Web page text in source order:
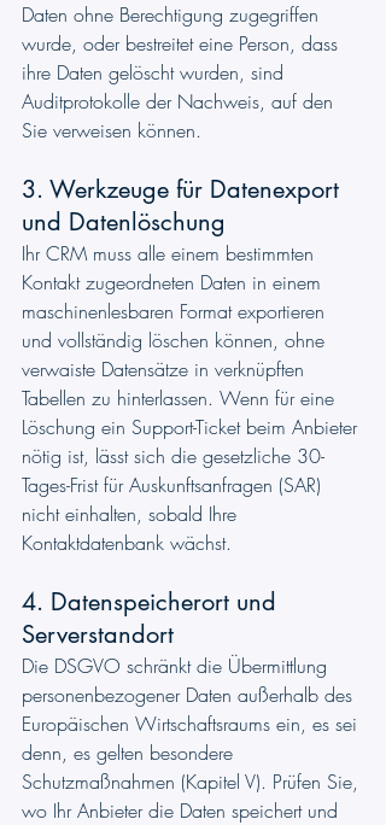
Daten ohne Berechtigung zugegriffen
wurde, oder bestreitet eine Person, dass
ihre Daten gelöscht wurden, sind
Auditprotokolle der Nachweis, auf den
Sie verweisen können.
3. Werkzeuge für Datenexport
und Datenlöschung
Ihr CRM muss alle einem bestimmten
Kontakt zugeordneten Daten in einem
maschinenlesbaren Format exportieren
und vollständig löschen können, ohne
verwaiste Datensätze in verknüpften
Tabellen zu hinterlassen. Wenn für eine
Löschung ein Support-Ticket beim Anbieter
nötig ist, lässt sich die gesetzliche 30-
Tages-Frist für Auskunftsanfragen (SAR)
nicht einhalten, sobald Ihre
Kontaktdatenbank wächst.
4. Datenspeicherort und
Serverstandort
Die DSGVO schränkt die Übermittlung
personenbezogener Daten außerhalb des
Europäischen Wirtschaftsraums ein, es sei
denn, es gelten besondere
Schutzmaßnahmen (Kapitel V). Prüfen Sie,
wo Ihr Anbieter die Daten speichert und